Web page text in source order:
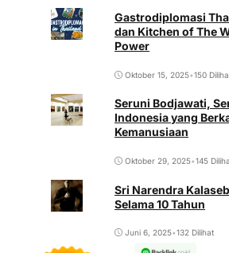
Gastrodiplomasi
dan Kitchen of The
Power
Oktober 15, 2025•150
Seruni Bodjawati,
Indonesia yang
Kemanusiaan
Oktober 29, 2025•145
Sri Narendra
Selama 10 Tahun
Juni 6, 2025•132 Dilihat